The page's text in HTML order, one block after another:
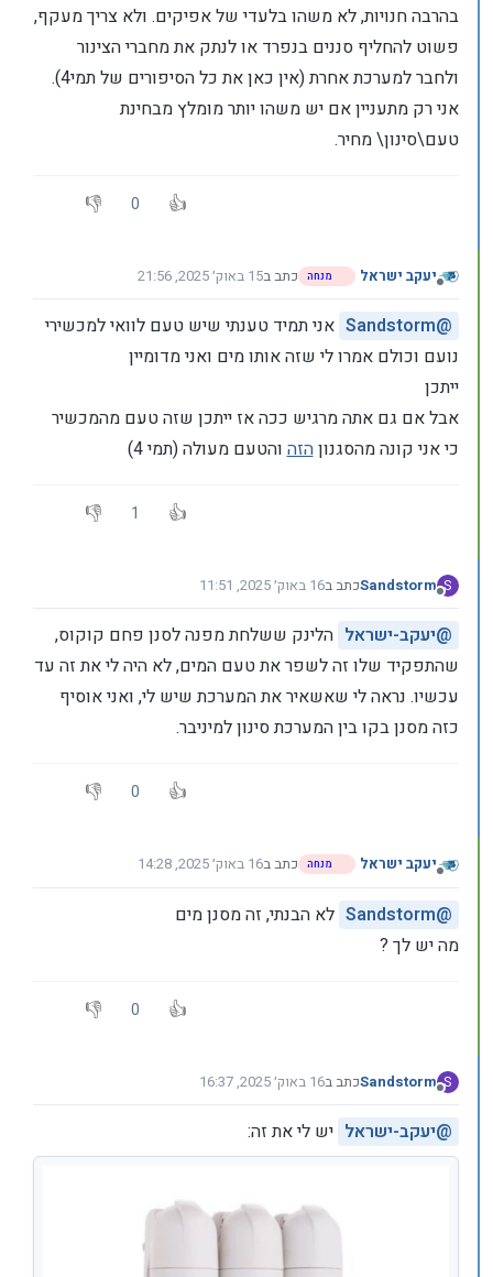
בהרבה חנויות, לא משהו בלעדי של אפיקים. ולא צריך מעקף,
פשוט להחליף סננים בנפרד או לנתק את מחברי הצינור
ולחבר למערכת אחרת (אין כאן את כל הסיפורים של תמי4).
אני רק מתעניין אם יש משהו יותר מומלץ מבחינת
טעם\סינון\ מחיר.
0
מנותק
יעקב ישראל מנחה כתב ב15 באוק׳ 2025, 21:56
נערך לאחרונה על ידי
@
Sandstorm אני תמיד טענתי שיש טעם לוואי למכשירי
נועם וכולם אמרו לי שזה אותו מים ואני מדומיין
ייתכן
אבל אם גם אתה מרגיש ככה אז ייתכן שזה טעם מהמכשיר
כי אני קונה מהסגנוןהזהוהטעם מעולה (תמי 4)
1
S
מנותק
Sandstormכתב ב16 באוק׳ 2025, 11:51
נערך לאחרונה על ידי Sandstorm
@יעקב-ישראל הלינק ששלחת מפנה לסנן פחם קוקוס,
שהתפקיד שלו זה לשפר את טעם המים, לא היה לי את זה עד
עכשיו. נראה לי שאשאיר את המערכת שיש לי, ואני אוסיף
כזה מסנן בקו בין המערכת סינון למיניבר.
0
מנותק
יעקב ישראל מנחה כתב ב16 באוק׳ 2025, 14:28
נערך לאחרונה על ידי יעקב ישראל
@
Sandstorm לא הבנתי, זה מסנן מים
מה יש לך ?
0
S
מנותק
Sandstormכתב ב16 באוק׳ 2025, 16:37
נערך לאחרונה על ידי Sandstorm
@יעקב-ישראל יש לי את זה: